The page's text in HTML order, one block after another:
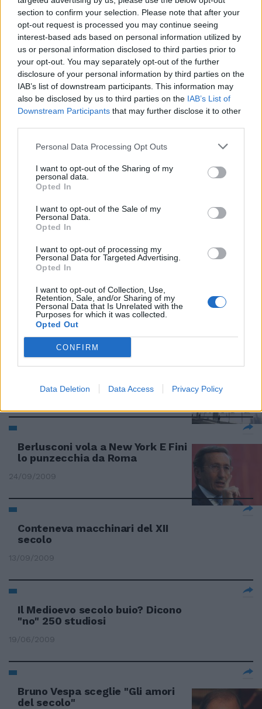
section to confirm your selection. Please note that after your
opt-out request is processed you may continue seeing
interest-based ads based on personal information utilized by
us or personal information disclosed to third parties prior to
your opt-out. You may separately opt-out of the further
disclosure of your personal information by third parties on the
IAB’s list of downstream participants. This information may
also be disclosed by us to third parties on the IAB’s List of
Downstream Participants that may further disclose it to other
Personal Data Processing Opt Outs
I want to opt-out of the Sharing of my
personal data.
Opted In
I want to opt-out of the Sale of my
Personal Data.
Opted In
I want to opt-out of processing my
Personal Data for Targeted Advertising.
Opted In
I want to opt-out of Collection, Use,
Retention, Sale, and/or Sharing of my
Personal Data that Is Unrelated with the
Purposes for which it was collected.
Opted Out
CONFIRM
Data Deletion Data Access Privacy Policy
Un secolo di tennis tricolore
30/04/2010
complesso monumentale del XV
secolo
La scoperta del ventesimo
secolo
Mezzo secolo di sport e storia
03/01/2010
L'arte contemporanea ha una
15/11/2009
Berlusconi vola a New York E Fini
lo punzecchia da Roma
24/09/2009
Conteneva macchinari del XII
secolo
13/09/2009
Il Medioevo secolo buio? Dicono
"no" 250 studiosi
19/06/2009
Bruno Vespa sceglie "Gli amori
del secolo"